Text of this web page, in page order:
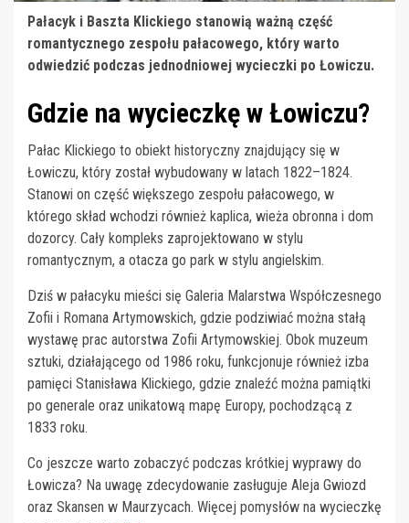
Pałacyk i Baszta Klickiego stanowią ważną część
romantycznego zespołu pałacowego, który warto
odwiedzić podczas jednodniowej wycieczki po Łowiczu.
Gdzie na wycieczkę w Łowiczu?
Pałac Klickiego to obiekt historyczny znajdujący się w
Łowiczu, który został wybudowany w latach 1822–1824.
Stanowi on część większego zespołu pałacowego, w
którego skład wchodzi również kaplica, wieża obronna i dom
dozorcy. Cały kompleks zaprojektowano w stylu
romantycznym, a otacza go park w stylu angielskim.
Dziś w pałacyku mieści się Galeria Malarstwa Współczesnego
Zofii i Romana Artymowskich, gdzie podziwiać można stałą
wystawę prac autorstwa Zofii Artymowskiej. Obok muzeum
sztuki, działającego od 1986 roku, funkcjonuje również izba
pamięci Stanisława Klickiego, gdzie znaleźć można pamiątki
po generale oraz unikatową mapę Europy, pochodzącą z
1833 roku.
Co jeszcze warto zobaczyć podczas krótkiej wyprawy do
Łowicza? Na uwagę zdecydowanie zasługuje Aleja Gwiozd
oraz Skansen w Maurzycach. Więcej pomysłów na wycieczkę